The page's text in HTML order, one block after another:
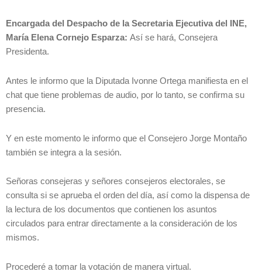
Encargada del Despacho de la Secretaria Ejecutiva del INE,
María Elena Cornejo Esparza: Así se hará, Consejera
Presidenta.
Antes le informo que la Diputada Ivonne Ortega manifiesta en el
chat que tiene problemas de audio, por lo tanto, se confirma su
presencia.
Y en este momento le informo que el Consejero Jorge Montaño
también se integra a la sesión.
Señoras consejeras y señores consejeros electorales, se
consulta si se aprueba el orden del día, así como la dispensa de
la lectura de los documentos que contienen los asuntos
circulados para entrar directamente a la consideración de los
mismos.
Procederé a tomar la votación de manera virtual.